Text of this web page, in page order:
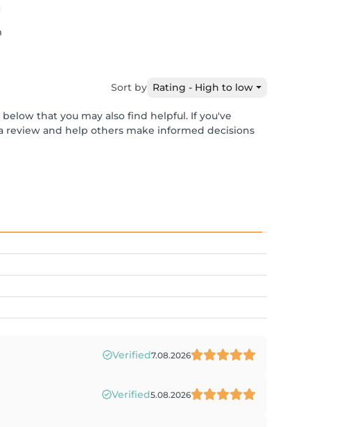
Sort by Rating - High to low
that you may also find helpful. If you've
review and help others make informed decisions
Verified7.08.2026
Verified5.08.2026